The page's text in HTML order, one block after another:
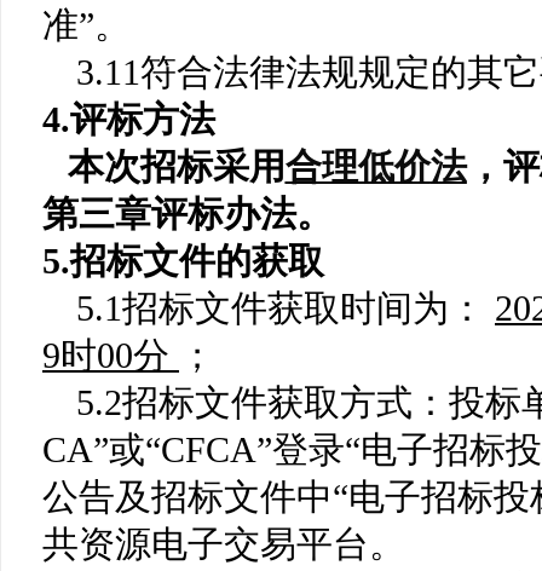
准”。
3.1 1符合法律法规规定的其
4.评标方法
本次招标采用合理低价法，
第三章评标办法。
5.招标文件的获取
5.1招标文件获取时间为：
9时00分
；
5.2招标文件获取方式：投标
CA”或“CFCA”登录“电子招标
公告及招标文件中“电子招标
共资源电子交易平台。